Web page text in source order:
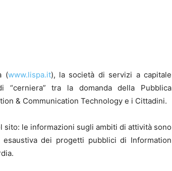
(www.lispa.it), la società di servizi a capitale
tra la domanda della Pubblica
& Communication Technology e i Cittadini.
le informazioni sugli ambiti di attività sono
dei progetti pubblici di Information